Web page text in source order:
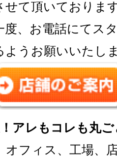
せて頂いておりま
度、お電話にてス
ようお願いいたし
オフィス、工場、